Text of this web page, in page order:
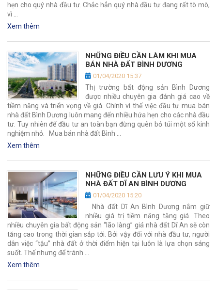
hẹn cho quý nhà đầu tư. Chắc hẳn quý nhà đầu tư đang rất tò mò,
vì …
Xem thêm
NHỮNG ĐIỀU CẦN LÀM KHI MUA
BÁN NHÀ ĐẤT BÌNH DƯƠNG
01/04/2020 15:37
Thị trường bất động sản Bình Dương
được nhiều chuyên gia đánh giá cao về
tiềm năng và triển vọng về giá. Chính vì thế việc đầu tư mua bán
nhà đất Bình Dương luôn mang đến nhiều hứa hẹn cho các nhà đầu
tư. Tuy nhiên để đầu tư an toàn bạn đừng quên bỏ túi một số kinh
nghiệm nhỏ. Mua bán nhà đất Bình …
Xem thêm
NHỮNG ĐIỀU CẦN LƯU Ý KHI MUA
NHÀ ĐẤT DĨ AN BÌNH DƯƠNG
01/04/2020 15:20
Nhà đất Dĩ An Bình Dương nắm giữ
nhiều giá trị tiềm năng tăng giá. Theo
nhiều chuyên gia bất động sản “lão làng” giá nhà đất Dĩ An sẽ còn
tăng cao trong thời gian sắp tới. Bởi vậy đối với nhà đầu tư, người
dân việc “tậu” nhà đất ở thời điểm hiện tại luôn là lựa chọn sáng
suốt. Thế nhưng để tránh …
Xem thêm